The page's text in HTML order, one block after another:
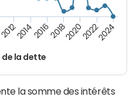
de la dette
2012201420162018202020222024
la somme des intérêts